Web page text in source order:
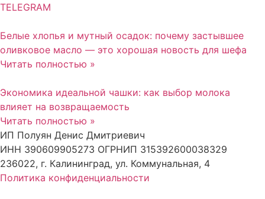
TELEGRAM
Белые хлопья и мутный осадок: почему застывшее
оливковое масло — это хорошая новость для шефа
Читать полностью »
Экономика идеальной чашки: как выбор молока
влияет на возвращаемость
Читать полностью »
ИП Полуян Денис Дмитриевич
ИНН 390609905273 ОГРНИП 315392600038329
236022, г. Калининград, ул. Коммунальная, 4
Политика конфиденциальности